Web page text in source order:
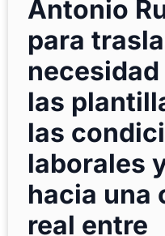
Antonio
para
las
las
laborales
hacia una
real entre